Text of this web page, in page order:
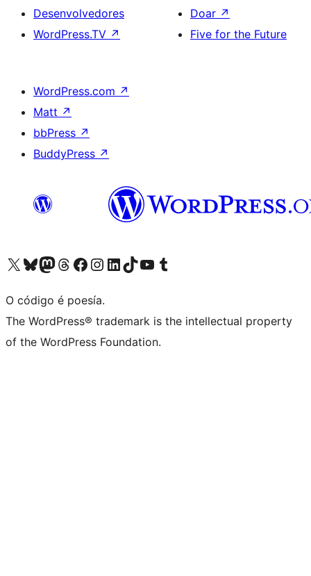
Desenvolvedores
WordPress.TV ↗
Doar ↗
Five for the Future
WordPress.com ↗
Matt ↗
bbPress ↗
BuddyPress ↗
Visita la cuenta de X (anteriormente Twitter)
Visita a nosa conta de Bluesky
Visita a nosa conta de Mastodon
Visita a nosa conta de Threads
Visita a nosa páxina de Facebook
Visita a nosa conta de Instagram
Visita a nosa conta de LinkedIn
Visita a nosa conta de TikTok
Visita a nosa canle de YouTube
Visita a nosa conta de Tumblr
O código é poesía.
The WordPress® trademark is the intellectual property
of the WordPress Foundation.